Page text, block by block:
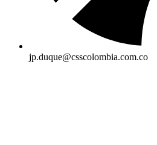
jp.duque@csscolombia.com.co